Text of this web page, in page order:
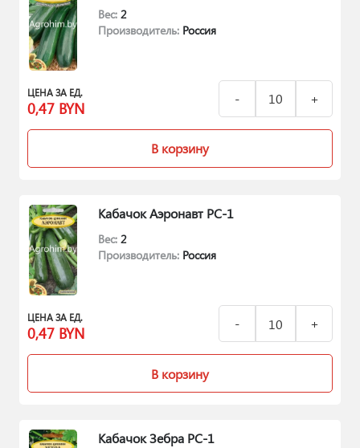
Вес: 2
Производитель: Россия
ЦЕНА ЗА ЕД.
0,47 BYN
В корзину
Кабачок Аэронавт РС-1
Вес: 2
Производитель: Россия
ЦЕНА ЗА ЕД.
0,47 BYN
В корзину
Кабачок Зебра РС-1